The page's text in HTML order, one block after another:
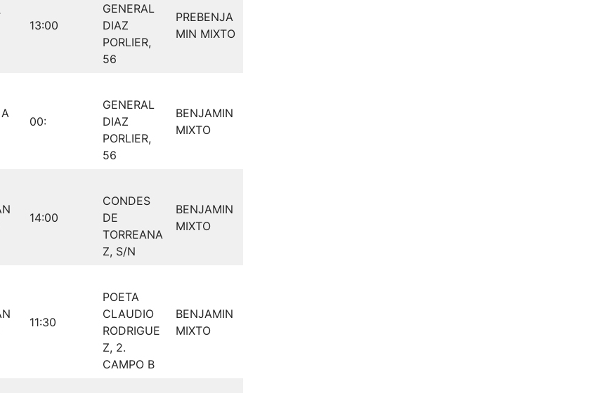
13:00
GENERAL
DIAZ
PORLIER,
56
PREBENJA
MIN MIXTO
00:
GENERAL
DIAZ
PORLIER,
56
BENJAMIN
MIXTO
14:00
CONDES
DE
TORREANA
Z, S/N
BENJAMIN
MIXTO
11:30
POETA
CLAUDIO
RODRIGUE
Z, 2.
CAMPO B
BENJAMIN
MIXTO